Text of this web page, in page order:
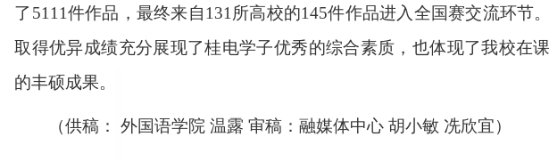
了5111件作品，最终来自131所高校的145件作品进入全国赛交流环节
取得优异成绩充分展现了桂电学子优秀的综合素质，也体现了我校在
的丰硕成果。
（供稿： 外国语学院 温露 审稿：融媒体中心 胡小敏 冼欣宜）